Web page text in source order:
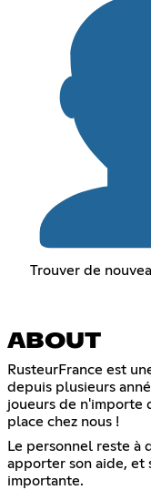
Trouver de
ABOUT
RusteurFrance est
depuis plusieurs
joueurs de n'importe
place chez nous !
Le personnel reste à
apporter son aide, et
importante.